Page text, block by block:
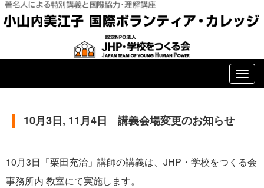
T
10月3日, 11月4日 講義会場変更のお知らせ
10月3日「栗田充治」講師の講義は、JHP・学校をつくる会
事務所内 教室にて実施します。